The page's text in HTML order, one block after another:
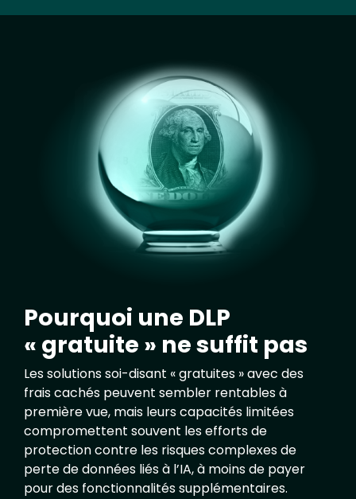
Pourquoi une DLP
« gratuite » ne suffit pas
Les solutions soi-disant « gratuites » avec des
frais cachés peuvent sembler rentables à
première vue, mais leurs capacités limitées
compromettent souvent les efforts de
protection contre les risques complexes de
perte de données liés à l’IA, à moins de payer
pour des fonctionnalités supplémentaires.